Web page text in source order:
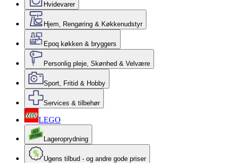
Hvidevarer
Hjem, Rengøring & Køkkenudstyr
Epoq køkken & bryggers
Personlig pleje, Skønhed & Velvære
Sport, Fritid & Hobby
Services & tilbehør
LEGO
Lageroprydning
Ugens tilbud - og andre gode priser